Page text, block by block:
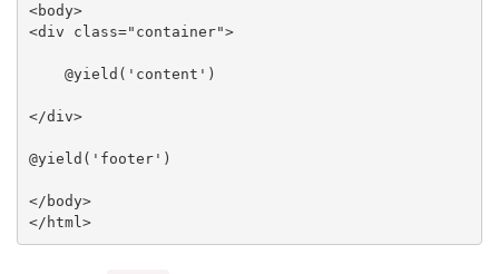
<body>
<div class="container">
    @yield('content')
</div>
@yield('footer')
</body>
</html>